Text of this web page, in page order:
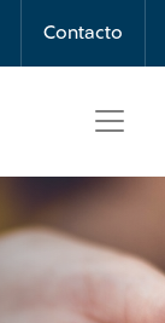
Contacto